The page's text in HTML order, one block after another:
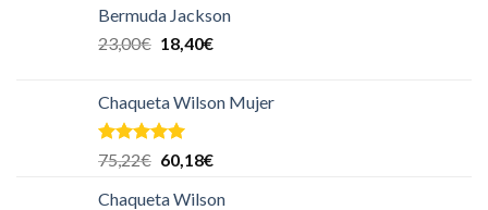
Bermuda Jackson
23,00€ 18,40€
Chaqueta Wilson Mujer
Valorado en
5.00
75,22€ 60,18€
Chaqueta Wilson